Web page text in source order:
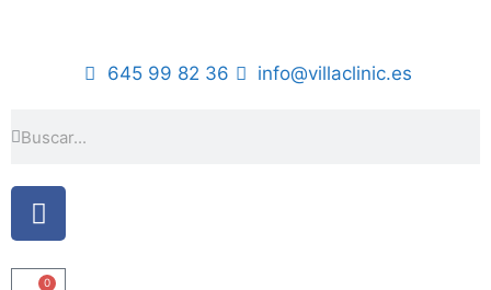
645 99 82 36 info@villaclinic.es
0